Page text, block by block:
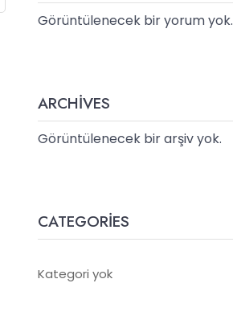
Görüntülenecek bir yorum yok.
ARCHIVES
Görüntülenecek bir arşiv yok.
CATEGORIES
Kategori yok